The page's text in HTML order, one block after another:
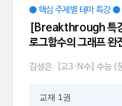
● 핵심 주제별 테마 특강 ●
[Breakthrough 특
로그함수의 그래프 완
김성은 [고3·N수] 수능 (
교재 1권